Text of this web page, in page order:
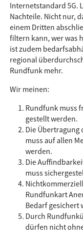
Internetstandard 5G.
Nachteile. Nicht nur,
einem Dritten
filtern kann, wer was
ist zudem
regional
Rundfunk mehr.
Wir meinen:
Rundfunk muss
gestellt werden.
Die
muss auf allen
werden.
Die
muss
Rundfunkart
Bedarf gesichert
Durch
dürfen nicht